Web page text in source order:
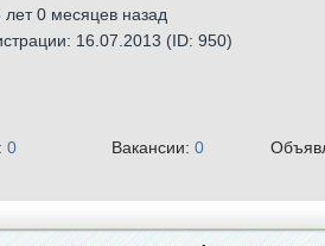
0 месяцев назад
16.07.2013 (ID: 950)
0 Вакансии: 0